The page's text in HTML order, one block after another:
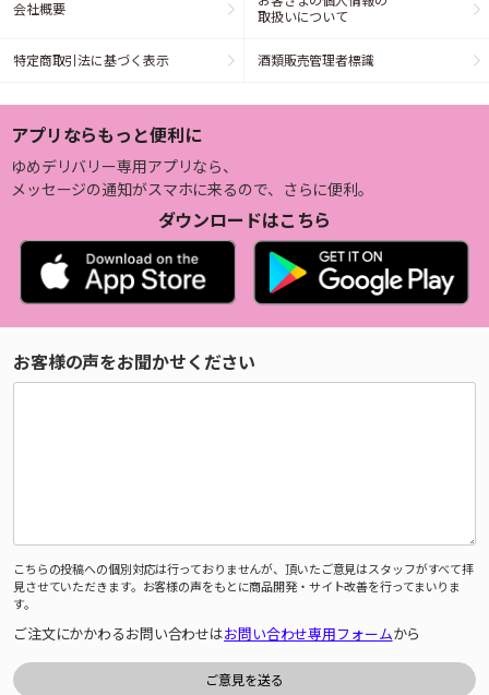
会社概要
取扱いについて
特定商取引法に基づく表示 酒類販売管理者標識
アプリならもっと便利に
ゆめデリバリー専用アプリなら、
メッセージの通知がスマホに来るので、さらに便利。
ダウンロードはこちら
お客様の声をお聞かせください
こちらの投稿への個別対応は行っておりませんが、頂いたご意見はスタッフがすべて拝
見させていただきます。お客様の声をもとに商品開発・サイト改善を行ってまいりま
す。
ご注文にかかわるお問い合わせはお問い合わせ専用フォームから